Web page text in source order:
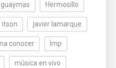
guaymas Hermosillo
itson javier lamarque
conocer lmp
música en vivo